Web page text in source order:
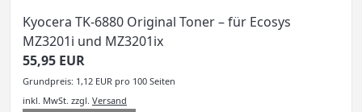
Kyocera TK-6880 Original Toner – für Ecosys
MZ3201i und MZ3201ix
55,95 EUR
Grundpreis: 1,12 EUR pro 100 Seiten
inkl. MwSt. zzgl. Versand